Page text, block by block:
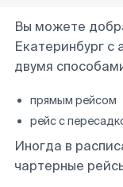
Вы можете
Екатеринбург с
двумя
прямым рейсом
рейс с
Иногда в
чартерные